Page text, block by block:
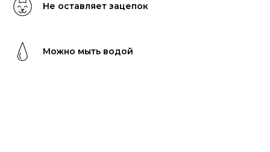
Не оставляет зацепок
Можно мыть водой